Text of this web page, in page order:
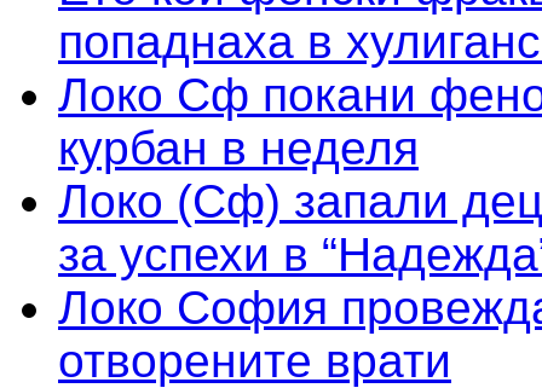
попаднаха в
Локо Сф покани
курбан в неделя
Локо (Сф) запали
за успехи в
Локо София
отворените врати